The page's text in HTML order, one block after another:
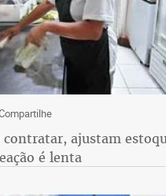
ajustam
é lenta